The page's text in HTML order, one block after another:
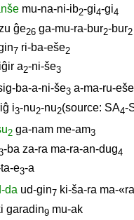
mu-na-ni-ib2-gi4-gi4
ĝe26 ga-mu-ra-bur2-bur2
7 ri-ba-eše2
a2-ni-še3
ba-a-ni-še3 a-ma-ru-eše
i3-nu2-nu2(source: SA4-
2 ga-nam me-am3
-ba za-ra ma-ra-an-dug4
e3-a
da ud-gin7 ki-ša-ra ma-
garadin9 mu-ak